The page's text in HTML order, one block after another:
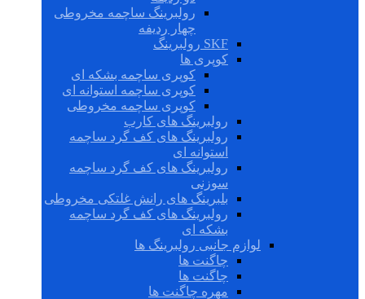
رولبرینگ ساچمه مخروطی
چهار ردیفه
SKF رولبرینگ
کوپری ها
کوپری ساچمه بشکه ای
کوپری ساچمه استوانه ای
کوپری ساچمه مخروطی
رولبرینگ های کارب
رولبرینگ های کف گرد ساچمه
استوانه ای
رولبرینگ های کف گرد ساچمه
سوزنی
بلبرینگ های رانش غلتکی مخروطی
رولبرینگ های کف گرد ساچمه
بشکه ای
لوازم جانبی رولبرینگ ها
چاگنت ها
چاگنت ها
مهره چاگنت ها